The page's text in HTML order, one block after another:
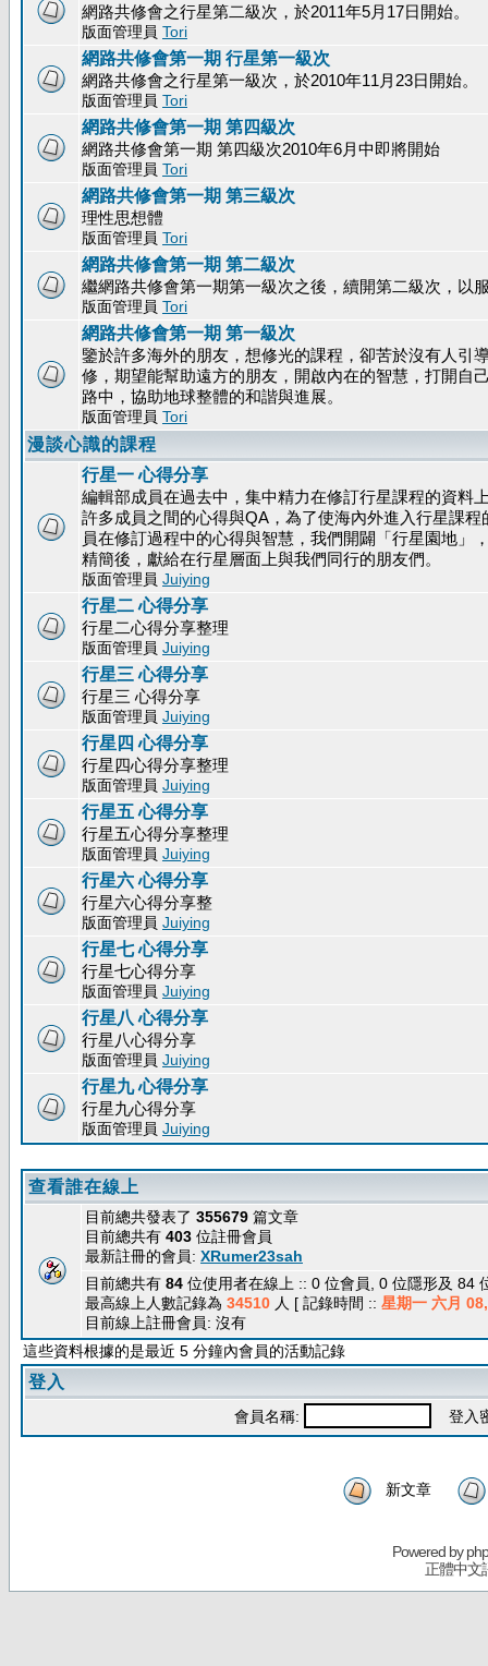
網路共修會之行星第二級次，於2011年5月17日開始。
版面管理員 Tori
網路共修會第一期 行星第一級次
網路共修會之行星第一級次，於2010年11月23日開始。
版面管理員 Tori
網路共修會第一期 第四級次
網路共修會第一期 第四級次2010年6月中即將開始
版面管理員 Tori
網路共修會第一期 第三級次
理性思想體
版面管理員 Tori
網路共修會第一期 第二級次
繼網路共修會第一期第一級次之後，續開第二級次，以
版面管理員 Tori
網路共修會第一期 第一級次
鑒於許多海外的朋友，想修光的課程，卻苦於沒有人引
修，期望能幫助遠方的朋友，開啟內在的智慧，打開自
路中，協助地球整體的和諧與進展。
版面管理員 Tori
漫談心識的課程
行星一 心得分享
編輯部成員在過去中，集中精力在修訂行星課程的資料
許多成員之間的心得與QA，為了使海內外進入行星課
員在修訂過程中的心得與智慧，我們開闢「行星園地」
精簡後，獻給在行星層面上與我們同行的朋友們。
版面管理員 Juiying
行星二 心得分享
行星二心得分享整理
版面管理員 Juiying
行星三 心得分享
行星三 心得分享
版面管理員 Juiying
行星四 心得分享
行星四心得分享整理
版面管理員 Juiying
行星五 心得分享
行星五心得分享整理
版面管理員 Juiying
行星六 心得分享
行星六心得分享整
版面管理員 Juiying
行星七 心得分享
行星七心得分享
版面管理員 Juiying
行星八 心得分享
行星八心得分享
版面管理員 Juiying
行星九 心得分享
行星九心得分享
版面管理員 Juiying
查看誰在線上
目前總共發表了 355679 篇文章
目前總共有 403 位註冊會員
最新註冊的會員: XRumer23sah
目前總共有 84 位使用者在線上 :: 0 位會員, 0 位隱形及
最高線上人數記錄為 34510 人 [ 記錄時間 :: 星期一 六月
目前線上註冊會員: 沒有
這些資料根據的是最近 5 分鐘內會員的活動記錄
登入
會員名稱: 登入
新文章
Powered by
正體中文